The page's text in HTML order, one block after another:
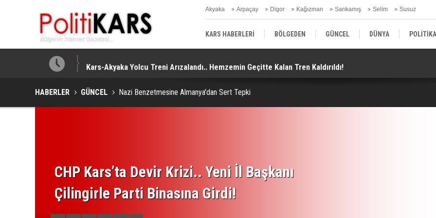
Akyaka Arpaçay Digor Kağızman Sarıkamış Selim Susuz
KARS HABERLERİ BÖLGEDEN GÜNCEL DÜNYA POLİTİKA
EKONOMİ | FİNANS | OTOMOTİV KÜLTÜR | SANAT | MAGAZİN
Kars-Akyaka Yolcu Treni Arızalandı.. Hemzemin Geçitte Kalan Tren Kaldırıldı!
HABERLER GÜNCEL Nazi Benzetmesine Almanya'dan Sert Tepki
CHP Kars’ta Devir Krizi.. Yeni İl Başkanı
Çilingirle Parti Binasına Girdi!